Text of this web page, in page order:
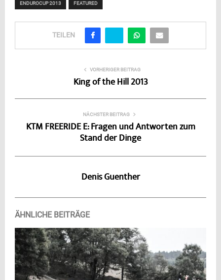
ENDUROCUP 2013 FEATURED
TEILEN
VORHERIGER BEITRAG
King of the Hill 2013
NÄCHSTER BEITRAG
KTM FREERIDE E: Fragen und Antworten zum
Stand der Dinge
Denis Guenther
ÄHNLICHE BEITRÄGE